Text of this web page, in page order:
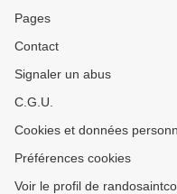
Pages
Contact
Signaler un abus
C.G.U.
Cookies et données
Préférences cookies
Voir le profil de